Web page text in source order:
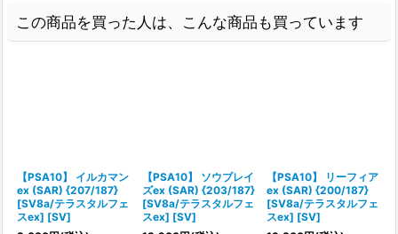
この商品を買った人は、こんな商品も買っています
【PSA10】 イルカマン
ex (SAR) {207/187}
[SV8a/テラスタルフェ
スex] [SV]
【PSA10】 ソウブレイ
ズex (SAR) {203/187}
[SV8a/テラスタルフェ
スex] [SV]
【PSA10】 リーフィア
ex (SAR) {200/187}
[SV8a/テラスタルフェ
スex] [SV]